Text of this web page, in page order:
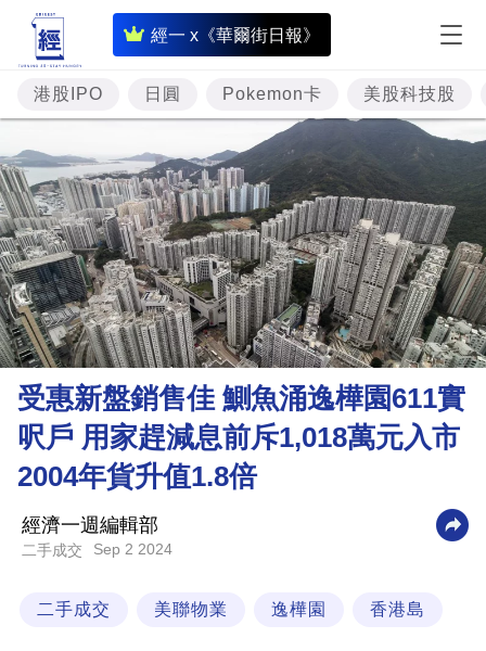
經一 x《華爾街日報》
即
時
財
經
專
題
投
資
樓
市
理
財
商
業
科
技
港股IPO 日圓 Pokemon卡 美股科技股
受惠新盤銷售佳 鰂魚涌逸樺園611實
呎戶 用家趕減息前斥1,018萬元入市
2004年貨升值1.8倍
經濟一週編輯部
二手成交 Sep 2 2024
二手成交 美聯物業 逸樺園 香港島